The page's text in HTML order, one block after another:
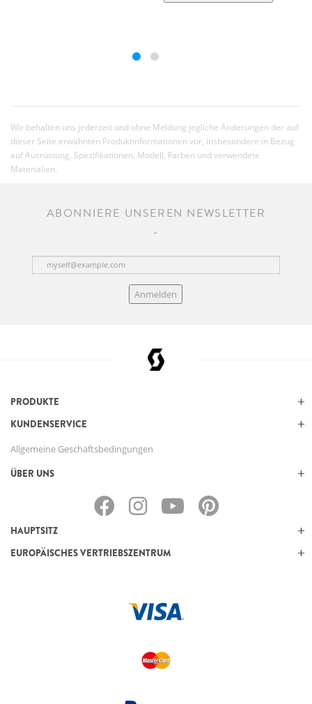
Wir behalten uns jederzeit und ohne Meldung jegliche Änderungen der auf
dieser Seite erwähnten Produktinformationen vor, insbesondere in Bezug
auf Ausrüstung, Spezifikationen, Modell, Farben und verwendete
Materialien.
ABONNIERE UNSEREN NEWSLETTER
Anmelden
PRODUKTE
KUNDENSERVICE
Allgemeine Geschäftsbedingungen
ÜBER UNS
HAUPTSITZ
EUROPÄISCHES VERTRIEBSZENTRUM